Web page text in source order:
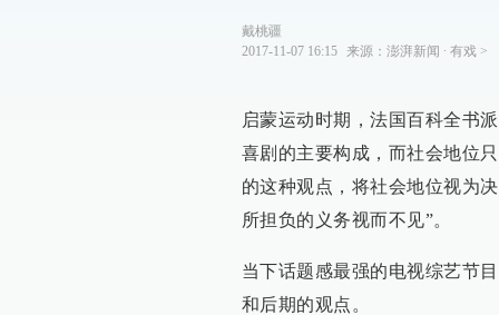
戴桃疆
2017-11-07 16:15
来源： 澎湃新闻 ∙ 有戏>
启蒙运动时期，法国百科全书
喜剧的主要构成，而社会地位
的这种观点，将社会地位视为
所担负的义务视而不见”。
当下话题感最强的电视综艺节
和后期的观点。